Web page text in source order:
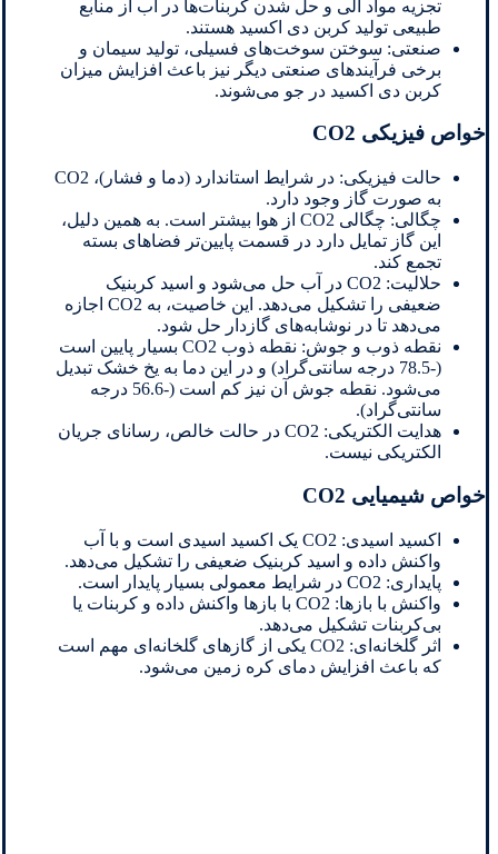
تجزیه مواد آلی و حل شدن کربنات‌ها در آب از منابع
طبیعی تولید کربن دی اکسید هستند.
صنعتی: سوختن سوخت‌های فسیلی، تولید سیمان و
برخی فرآیندهای صنعتی دیگر نیز باعث افزایش میزان
کربن دی اکسید در جو می‌شوند.
خواص فیزیکی CO2
حالت فیزیکی: در شرایط استاندارد (دما و فشار)، CO2
به صورت گاز وجود دارد.
چگالی: چگالی CO2 از هوا بیشتر است. به همین دلیل،
این گاز تمایل دارد در قسمت پایین‌تر فضاهای بسته
تجمع کند.
حلالیت: CO2 در آب حل می‌شود و اسید کربنیک
ضعیفی را تشکیل می‌دهد. این خاصیت، به CO2 اجازه
می‌دهد تا در نوشابه‌های گازدار حل شود.
نقطه ذوب و جوش: نقطه ذوب CO2 بسیار پایین است
(-78.5 درجه سانتی‌گراد) و در این دما به یخ خشک تبدیل
می‌شود. نقطه جوش آن نیز کم است (-56.6 درجه
سانتی‌گراد).
هدایت الکتریکی: CO2 در حالت خالص، رسانای جریان
الکتریکی نیست.
خواص شیمیایی CO2
اکسید اسیدی: CO2 یک اکسید اسیدی است و با آب
واکنش داده و اسید کربنیک ضعیفی را تشکیل می‌دهد.
پایداری: CO2 در شرایط معمولی بسیار پایدار است.
واکنش با بازها: CO2 با بازها واکنش داده و کربنات یا
بی‌کربنات تشکیل می‌دهد.
اثر گلخانه‌ای: CO2 یکی از گازهای گلخانه‌ای مهم است
که باعث افزایش دمای کره زمین می‌شود.